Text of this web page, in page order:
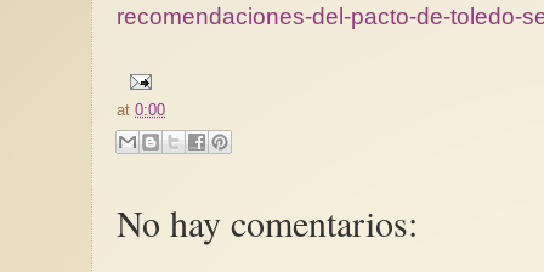
recomendaciones-del-pacto-de-toledo-
at 0:00
No hay comentarios: